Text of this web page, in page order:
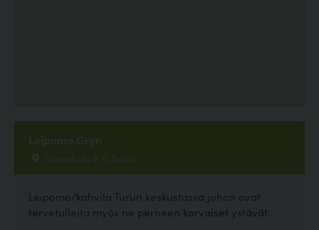
Leipomo Gryn
Linnankatu 9-11, Turku
Leipomo/kahvila Turun keskustassa johon ovat
tervetulleita myös ne perheen karvaiset ystävät.